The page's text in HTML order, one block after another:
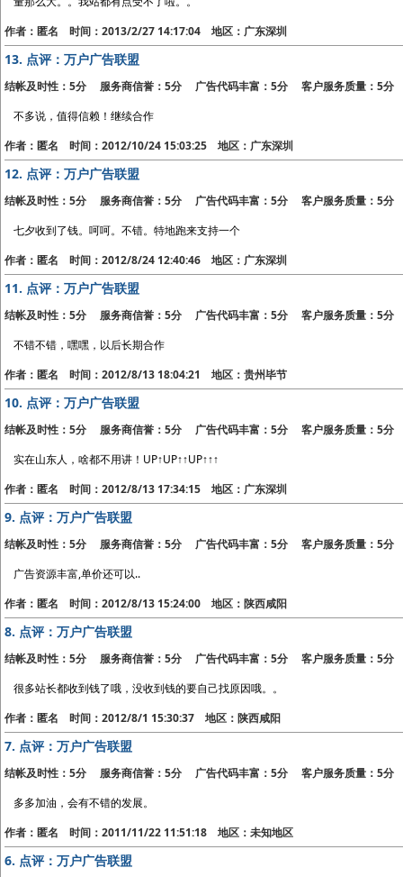
作者：匿名 时间：2013/2/27 14:17:04 地区：广东深圳
13. 点评：万户广告联盟
结帐及时性：5分 服务商信誉：5分 广告代码丰富：5分 客户服务质量：5分
不多说，值得信赖！继续合作
作者：匿名 时间：2012/10/24 15:03:25 地区：广东深圳
12. 点评：万户广告联盟
结帐及时性：5分 服务商信誉：5分 广告代码丰富：5分 客户服务质量：5分
七夕收到了钱。呵呵。不错。特地跑来支持一个
作者：匿名 时间：2012/8/24 12:40:46 地区：广东深圳
11. 点评：万户广告联盟
结帐及时性：5分 服务商信誉：5分 广告代码丰富：5分 客户服务质量：5分
不错不错，嘿嘿，以后长期合作
作者：匿名 时间：2012/8/13 18:04:21 地区：贵州毕节
10. 点评：万户广告联盟
结帐及时性：5分 服务商信誉：5分 广告代码丰富：5分 客户服务质量：5分
实在山东人，啥都不用讲！UP↑UP↑↑UP↑↑↑
作者：匿名 时间：2012/8/13 17:34:15 地区：广东深圳
9. 点评：万户广告联盟
结帐及时性：5分 服务商信誉：5分 广告代码丰富：5分 客户服务质量：5分
广告资源丰富,单价还可以..
作者：匿名 时间：2012/8/13 15:24:00 地区：陕西咸阳
8. 点评：万户广告联盟
结帐及时性：5分 服务商信誉：5分 广告代码丰富：5分 客户服务质量：5分
很多站长都收到钱了哦，没收到钱的要自己找原因哦。。
作者：匿名 时间：2012/8/1 15:30:37 地区：陕西咸阳
7. 点评：万户广告联盟
结帐及时性：5分 服务商信誉：5分 广告代码丰富：5分 客户服务质量：5分
多多加油，会有不错的发展。
作者：匿名 时间：2011/11/22 11:51:18 地区：未知地区
6. 点评：万户广告联盟